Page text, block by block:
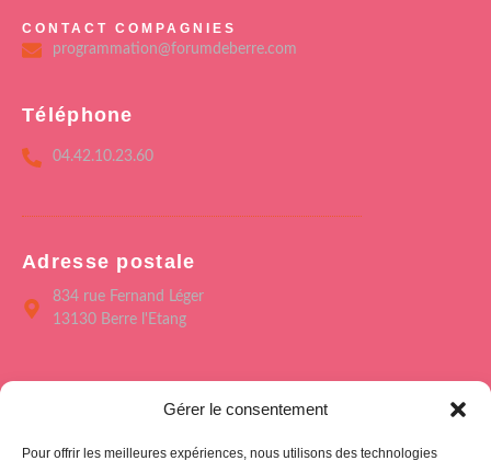
Gérer le consentement
Pour offrir les meilleures expériences, nous utilisons des technologies
CONTACT COMPAGNIES
programmation@forumdeberre.com
Téléphone
04.42.10.23.60
Adresse postale
834 rue Fernand Léger
13130 Berre l'Etang